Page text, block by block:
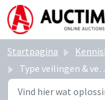
Doorgaan naar
Startpagina
Type veilingen & verkopingen